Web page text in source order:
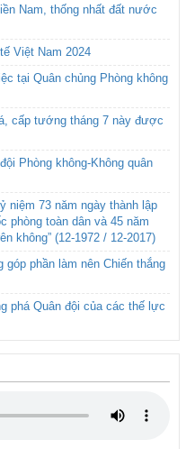
Nam, thống nhất đất nước
Việt Nam 2024
tại Quân chủng Phòng không
cấp tướng tháng 7 này được
Phòng không-Không quân
niệm 73 năm ngày thành lập
phòng toàn dân và 45 năm
không” (12-1972 / 12-2017)
góp phần làm nên Chiến thắng
phá Quân đội của các thế lực